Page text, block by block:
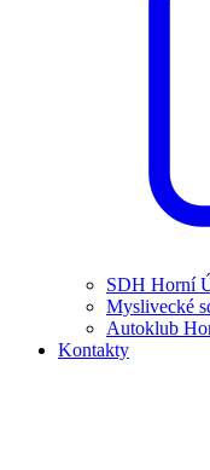
SDH Horní
Myslivecké
Autoklub
Kontakty